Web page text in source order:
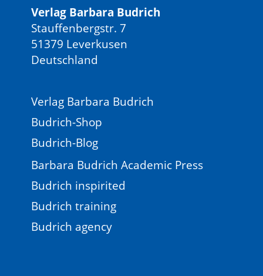
Verlag Barbara Budrich
Stauffenbergstr. 7
51379 Leverkusen
Deutschland
Verlag Barbara Budrich
Budrich-Shop
Budrich-Blog
Barbara Budrich Academic Press
Budrich inspirited
Budrich training
Budrich agency